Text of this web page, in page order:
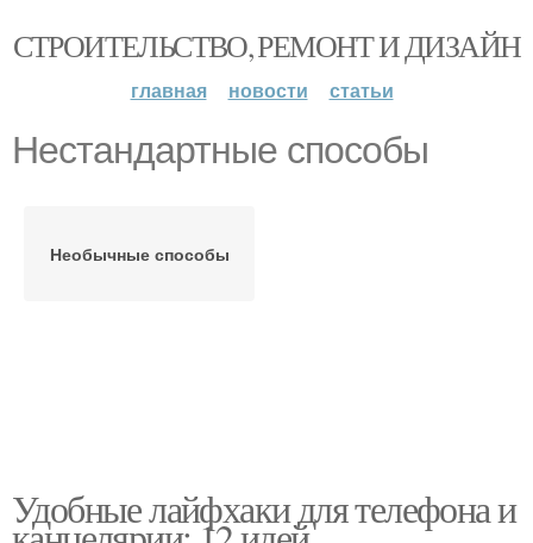
СТРОИТЕЛЬСТВО, РЕМОНТ И ДИЗАЙН
главная новости статьи
Нестандартные способы
Необычные способы
Удобные лайфхаки для телефона и